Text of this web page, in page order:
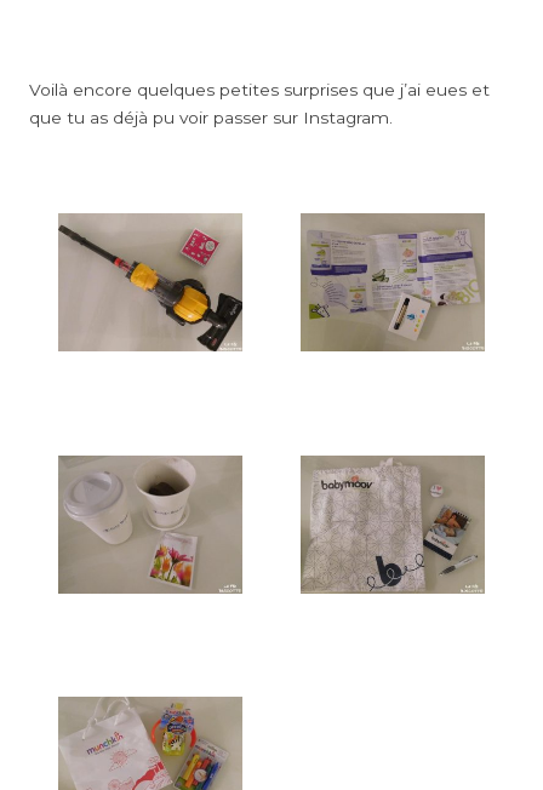
Voilà encore quelques petites surprises que j’ai eues et
que tu as déjà pu voir passer sur Instagram.